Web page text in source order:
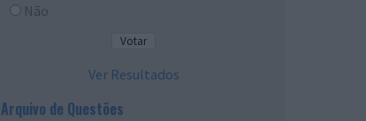
Não
Ver Resultados
Arquivo de Questões